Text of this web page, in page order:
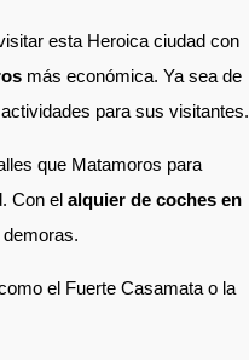
esta Heroica ciudad con
más económica. Ya sea de
para sus visitantes.
que Matamoros para
Con el alquier de coches en
el Fuerte Casamata o la